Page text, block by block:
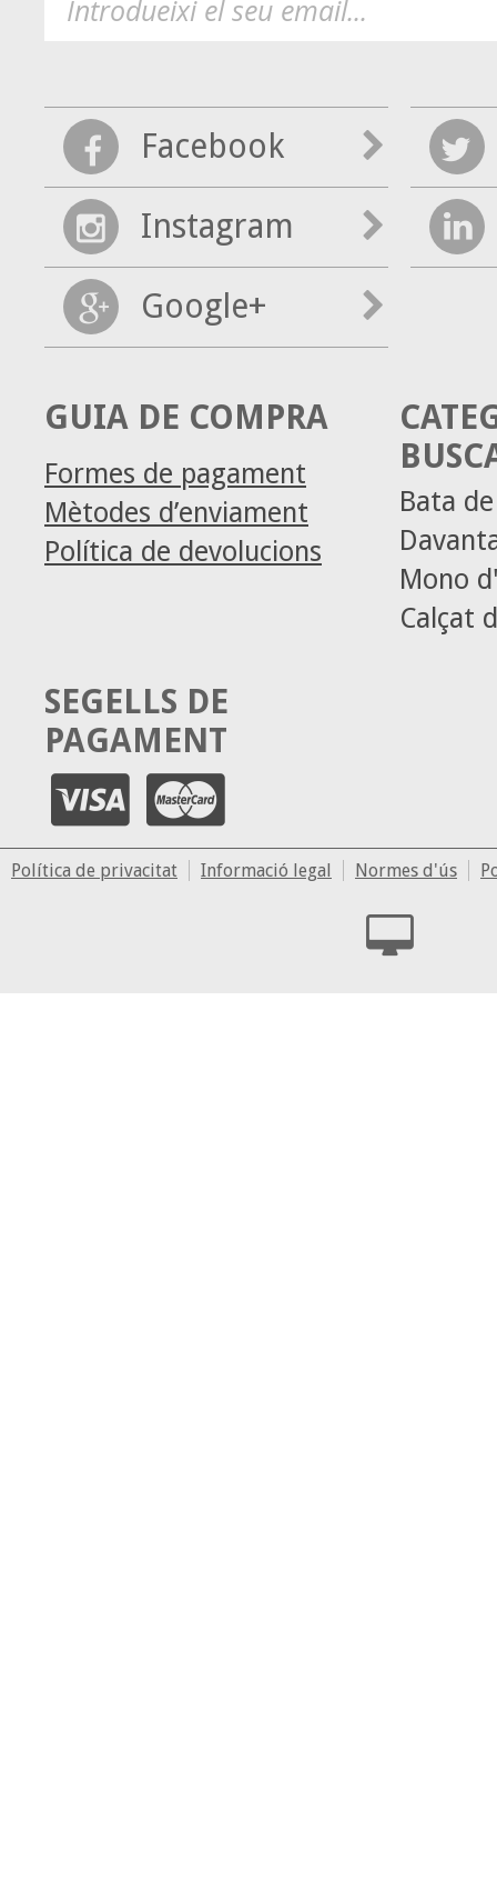
Facebook
Instagram
Google+
GUIA DE COMPRA
Formes de pagament
Mètodes d’enviament
Política de devolucions
Bata
Mono
Calçat
SEGELLS DE
PAGAMENT
Política de privacitat Informació legal Normes d'ús